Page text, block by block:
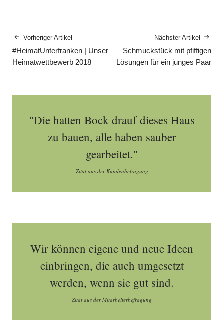
Vorheriger Artikel
#HeimatUnterfranken | Unser
Heimatwettbewerb 2018
Nächster Artikel
Schmuckstück mit pfiffigen
Lösungen für ein junges Paar
"Die hatten Bock drauf dieses Haus
zu bauen, alle haben sauber
gearbeitet."
Zitat aus der Kundenbefragung
Wir können eigene und neue Ideen
einbringen, die auch umgesetzt
werden, wenn sie gut sind.
Zitat aus der Mitarbeiterbefragung